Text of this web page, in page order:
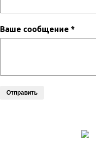
Ваше сообщение *
Отправить